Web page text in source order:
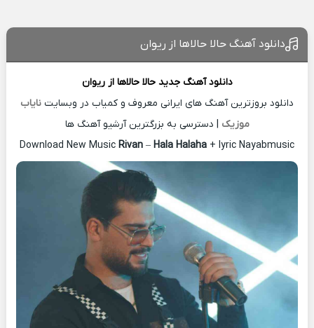
دانلود آهنگ حالا حالاها از ریوان
دانلود آهنگ جدید حالا حالاها ازریوان
دانلود بروزترین آهنگ های ایرانی معروف و کمیاب در وبسایت نایاب
موزیک | دسترسی به بزرگترین آرشیو آهنگ ها
Download New Music Rivan – Hala Halaha + lyric Nayabmusic